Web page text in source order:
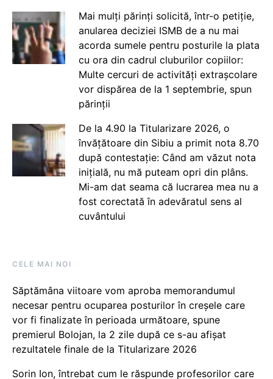
Mai mulți părinți solicită, într-o petiție,
anularea deciziei ISMB de a nu mai
acorda sumele pentru posturile la plata
cu ora din cadrul cluburilor copiilor:
Multe cercuri de activități extrașcolare
vor dispărea de la 1 septembrie, spun
părinții
De la 4.90 la Titularizare 2026, o
învățătoare din Sibiu a primit nota 8.70
după contestație: Când am văzut nota
inițială, nu mă puteam opri din plâns.
Mi-am dat seama că lucrarea mea nu a
fost corectată în adevăratul sens al
cuvântului
CELE MAI NOI
Săptămâna viitoare vom aproba memorandumul
necesar pentru ocuparea posturilor în creșele care
vor fi finalizate în perioada următoare, spune
premierul Bolojan, la 2 zile după ce s-au afișat
rezultatele finale de la Titularizare 2026
Sorin Ion, întrebat cum le răspunde profesorilor care